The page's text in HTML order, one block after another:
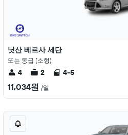
닛산 베르사 세단
또는 동급 (소형)
4 2 4-5
11,034원 /일